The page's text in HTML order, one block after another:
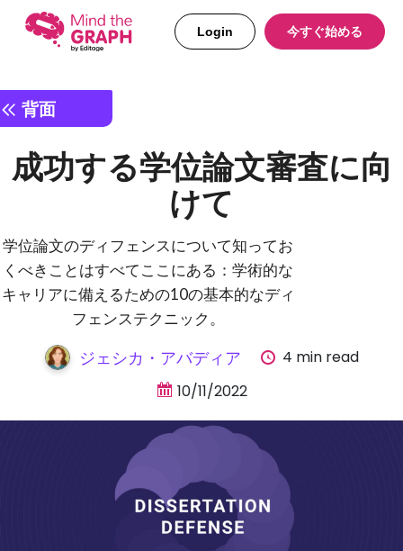
Login 今すぐ始める
背面
成功する学位論文審査に向
けて
学位論文のディフェンスについて知ってお
くべきことはすべてここにある：学術的な
キャリアに備えるための10の基本的なディ
フェンステクニック。
ジェシカ・アバディア
4 min read
10/11/2022